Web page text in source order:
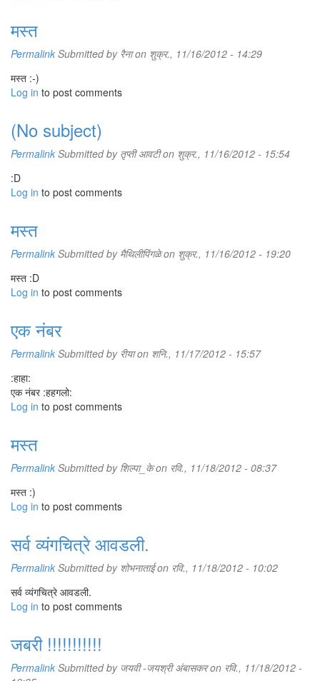
मस्त
Permalink Submitted by रैनाon शुक्र., 11/16/2012 - 14:29
मस्त :-)
Log in to post comments
(No subject)
Permalink Submitted by तृप्ती आवटीon शुक्र., 11/16/2012 - 15:54
:D
Log in to post comments
मस्त
Permalink Submitted by मैथिलीपिंगळेon शुक्र., 11/16/2012 - 19:20
मस्त :D
Log in to post comments
एक नंबर
Permalink Submitted by रीयाon शनि., 11/17/2012 - 15:57
:हाहा:
एक नंबर :हहगलो:
Log in to post comments
मस्त
Permalink Submitted by शिल्पा_केon रवि., 11/18/2012 - 08:37
मस्त :)
Log in to post comments
सर्व व्यंगचित्रे आवडली.
Permalink Submitted by शोभनाताईon रवि., 11/18/2012 - 10:02
सर्व व्यंगचित्रे आवडली.
Log in to post comments
जबरी !!!!!!!!!!!
Permalink Submitted by जयवी -जयश्री अंबासकरon रवि., 11/18/2012 -